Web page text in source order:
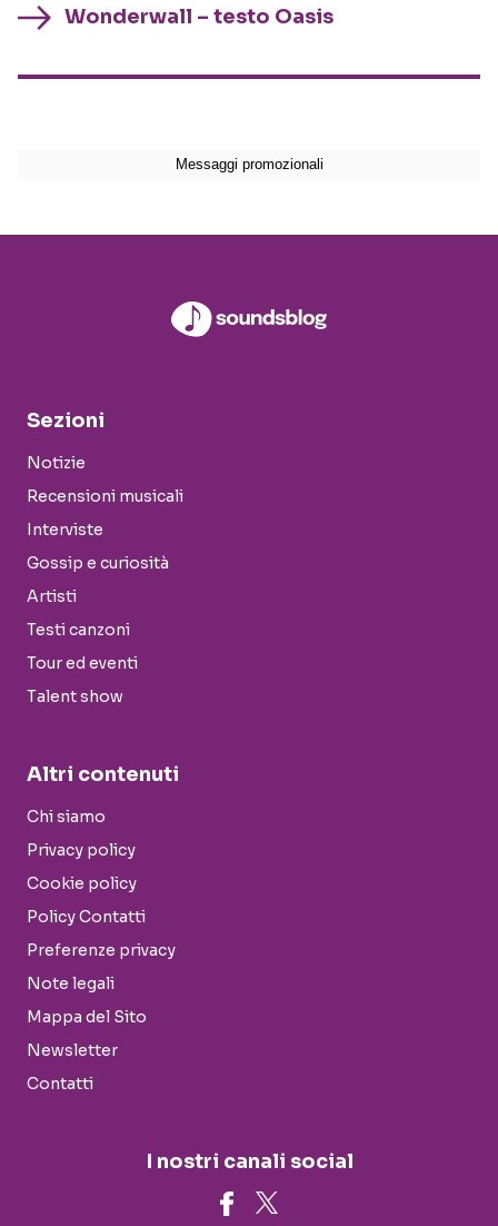
Wonderwall – testo Oasis
Sezioni
Notizie
Recensioni musicali
Interviste
Gossip e curiosità
Artisti
Testi canzoni
Tour ed eventi
Talent show
Altri contenuti
Chi siamo
Privacy policy
Cookie policy
Policy Contatti
Preferenze privacy
Note legali
Mappa del Sito
Newsletter
Contatti
I nostri canali social